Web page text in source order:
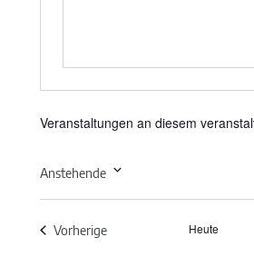
Veranstaltungen an diesem
Anstehende
VorherigeVeranstaltungenHeute